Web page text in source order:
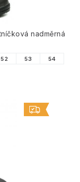
nadměrná
52 53 54